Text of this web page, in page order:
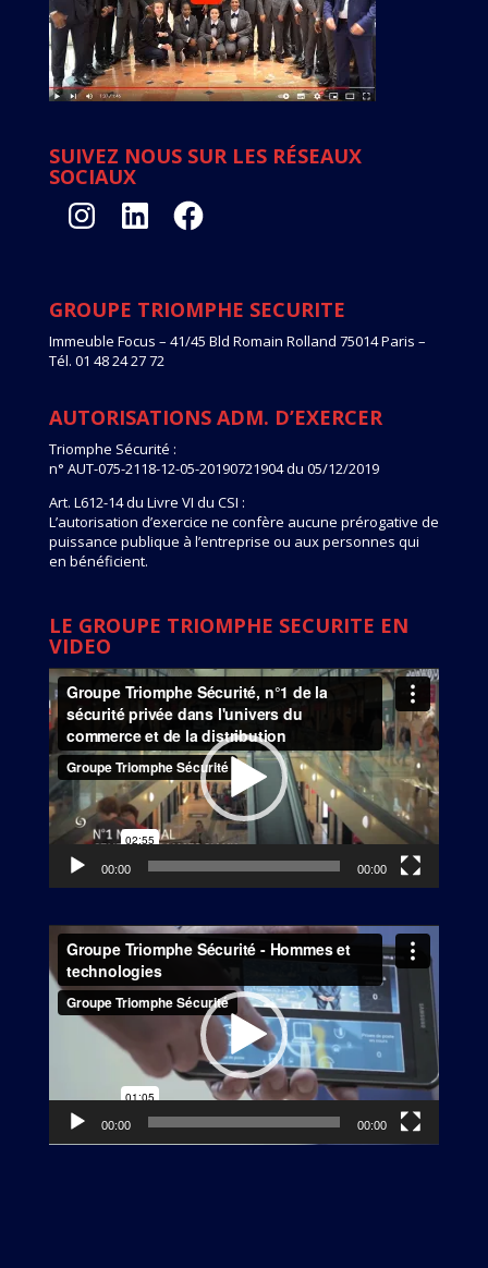
SUIVEZ NOUS SUR LES RÉSEAUX
SOCIAUX
InstagramLinkedIn Facebook
GROUPE TRIOMPHE SECURITE
Immeuble Focus – 41/45 Bld Romain Rolland 75014 Paris –
Tél. 01 48 24 27 72
AUTORISATIONS ADM. D’EXERCER
Triomphe Sécurité :
n° AUT-075-2118-12-05-20190721904 du 05/12/2019
Art. L612-14 du Livre VI du CSI :
L’autorisation d’exercice ne confère aucune prérogative de
puissance publique à l’entreprise ou aux personnes qui
en bénéficient.
LE GROUPE TRIOMPHE SECURITE EN
VIDEO
Lecteur
vidéo
00:00 00:00
Lecteur
vidéo
00:00 00:00